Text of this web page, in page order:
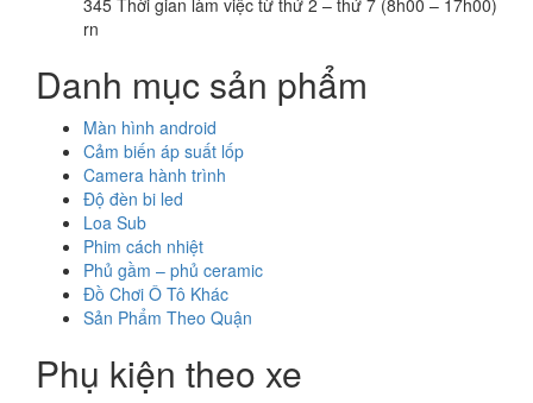
345 Thời gian làm việc từ thứ 2 – thứ 7 (8h00 – 17h00)
rn
Danh mục sản phẩm
Màn hình android
Cảm biến áp suất lốp
Camera hành trình
Độ đèn bi led
Loa Sub
Phim cách nhiệt
Phủ gầm – phủ ceramic
Đồ Chơi Ô Tô Khác
Sản Phẩm Theo Quận
Phụ kiện theo xe